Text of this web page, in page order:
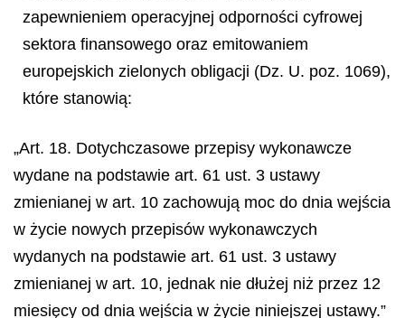
zapewnieniem operacyjnej odporności cyfrowej
sektora finansowego oraz emitowaniem
europejskich zielonych obligacji (Dz. U. poz. 1069),
które stanowią:
„Art. 18. Dotychczasowe przepisy wykonawcze
wydane na podstawie art. 61 ust. 3 ustawy
zmienianej w art. 10 zachowują moc do dnia wejścia
w życie nowych przepisów wykonawczych
wydanych na podstawie art. 61 ust. 3 ustawy
zmienianej w art. 10, jednak nie dłużej niż przez 12
miesięcy od dnia wejścia w życie niniejszej ustawy.”